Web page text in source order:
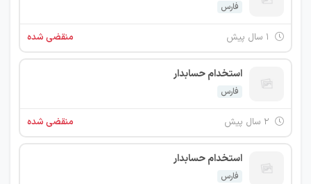
فارس
منقضی شده
استخدام حسابدار
فارس
منقضی شده
استخدام حسابدار
فارس